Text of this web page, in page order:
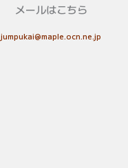
メールはこちら
jumpukai@maple.ocn.ne.jp